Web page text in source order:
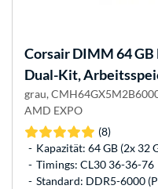
CorsairDIMM 64 GB
Dual-Kit,
grau,
AMD EXPO
(8)
Kapazität: 64 GB (2x 32
Timings: CL30 36-36-76
Standard: DDR5-6000